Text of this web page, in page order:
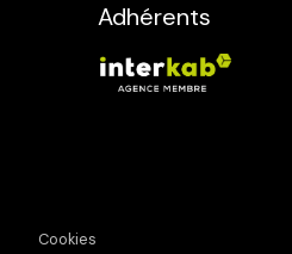
Adhérents
Cookies